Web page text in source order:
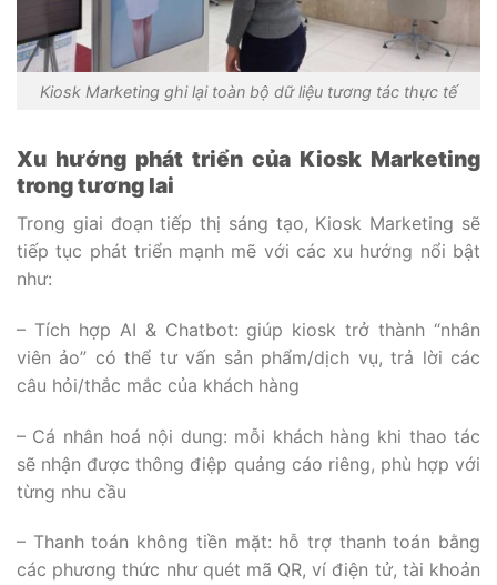
Kiosk Marketing ghi lại toàn bộ dữ liệu tương tác thực tế
Xu hướng phát triển của Kiosk Marketing
trong tương lai
Trong giai đoạn tiếp thị sáng tạo, Kiosk Marketing sẽ
tiếp tục phát triển mạnh mẽ với các xu hướng nổi bật
như:
– Tích hợp AI & Chatbot: giúp kiosk trở thành “nhân
viên ảo” có thể tư vấn sản phẩm/dịch vụ, trả lời các
câu hỏi/thắc mắc của khách hàng
– Cá nhân hoá nội dung: mỗi khách hàng khi thao tác
sẽ nhận được thông điệp quảng cáo riêng, phù hợp với
từng nhu cầu
– Thanh toán không tiền mặt: hỗ trợ thanh toán bằng
các phương thức như quét mã QR, ví điện tử, tài khoản